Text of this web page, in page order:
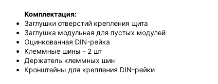
Комплектация:
Заглушки отверстий крепления щита
Заглушка модульная для пустых модулей
Оцинкованная DIN-рейка
Клеммные шины - 2 шт
Держатель клеммных шин
Кронштейны для крепления DIN-рейки